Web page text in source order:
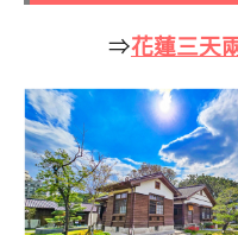
⇒花蓮三天